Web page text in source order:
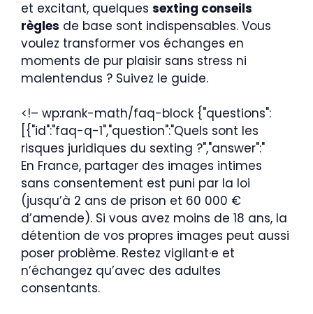
et excitant, quelques sexting conseils
règles de base sont indispensables. Vous
voulez transformer vos échanges en
moments de pur plaisir sans stress ni
malentendus ? Suivez le guide.
<!– wp:rank-math/faq-block {"questions":
[{"id":"faq-q-1","question":"Quels sont les
risques juridiques du sexting ?","answer":"
En France, partager des images intimes
sans consentement est puni par la loi
(jusqu’à 2 ans de prison et 60 000 €
d’amende). Si vous avez moins de 18 ans, la
détention de vos propres images peut aussi
poser problème. Restez vigilant·e et
n’échangez qu’avec des adultes
consentants.